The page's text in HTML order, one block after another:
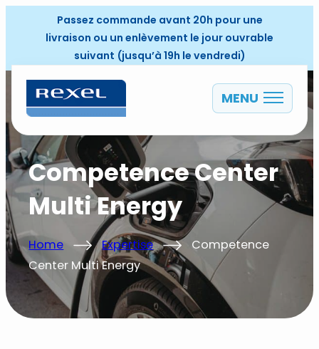
Passez commande avant 20h pour une
livraison ou un enlèvement le jour ouvrable
suivant (jusqu’à 19h le vendredi)
FR
MENU
Competence Center
Multi Energy
Home Expertise
Competence
Center Multi Energy